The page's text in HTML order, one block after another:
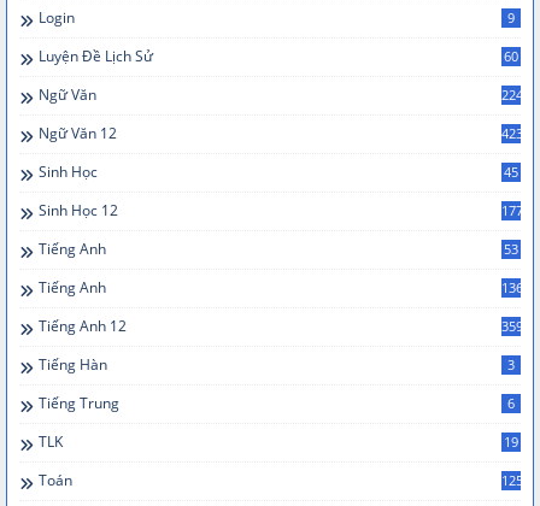
Login 9
Luyện Đề Lịch Sử 60
Ngữ Văn 224
Ngữ Văn 12 423
Sinh Học 45
Sinh Học 12 177
Tiếng Anh 53
Tiếng Anh 136
Tiếng Anh 12 359
Tiếng Hàn 3
Tiếng Trung 6
TLK 19
Toán 125